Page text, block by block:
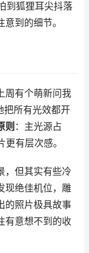
到狐狸耳尖抖落
到的细节。
周有个萌新问我
把所有光效都开
则 ：主光源占
有层次感。
，但其实有些冷
现绝佳机位，雕
的照片极具故事
有意想不到的收